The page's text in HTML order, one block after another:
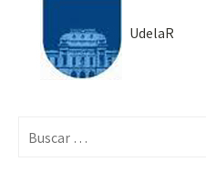
UdelaR